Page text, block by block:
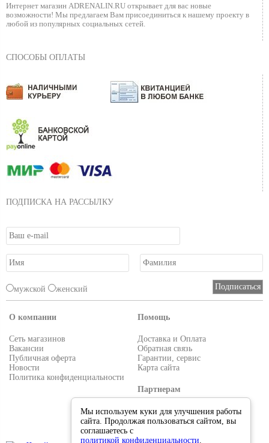
Интернет магазин ADRENALIN.RU открывает для вас новые
возможности! Мы предлагаем Вам присоединиться к нашему проекту в
любой из популярных социальных сетей.
СПОСОБЫ ОПЛАТЫ
ПОДПИСКА НА РАССЫЛКУ
мужской женский
О компании
Сеть магазинов
Вакансии
Публичная оферта
Новости
Политика конфиденциальности
Помощь
Доставка и Оплата
Обратная связь
Гарантии, сервис
Карта сайта
Партнерам
Условия работы
Реквизиты
Мы используем куки для улучшения работы
сайта. Продолжая пользоваться сайтом, вы
соглашаетесь с
политикой конфиденциальности.